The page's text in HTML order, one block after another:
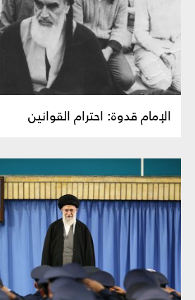
الإمام قدوة: احترام القوانين‏